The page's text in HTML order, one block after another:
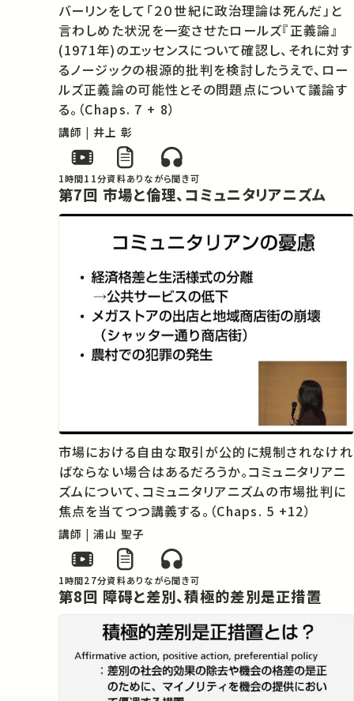
バーリンをして「２０世紀に政治理論は死んだ」と
言わしめた状況を一変させたロールズ『正義論』
(1971年)のエッセンスについて確認し、それに対す
るノージックの根源的批判を検討したうえで、ロー
ルズ正義論の可能性とその問題点について議論す
る。（Chaps. 7 + 8）
講師 | 井上 彰
1時間11分資料ありながら聞き可
第7回 市場と倫理、コミュニタリアニズム
市場における自由な取引が公的に規制されなけれ
ばならない場合はあるだろうか。コミュニタリアニ
ズムについて、コミュニタリアニズムの市場批判に
焦点を当てつつ講義する。（Chaps. 5 +12）
講師 | 浦山 聖子
1時間27分資料ありながら聞き可
第8回 障碍と差別、積極的差別是正措置